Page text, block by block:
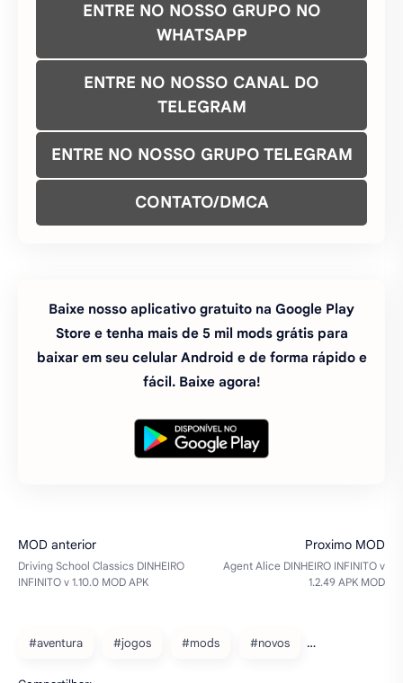
ENTRE NO NOSSO GRUPO NO
WHATSAPP
ENTRE NO NOSSO CANAL DO
TELEGRAM
ENTRE NO NOSSO GRUPO TELEGRAM
CONTATO/DMCA
Baixe nosso aplicativo gratuito na Google Play
Store e tenha mais de 5 mil mods grátis para
baixar em seu celular Android e de forma rápido e
fácil. Baixe agora!
#aventura #jogos #mods #novos